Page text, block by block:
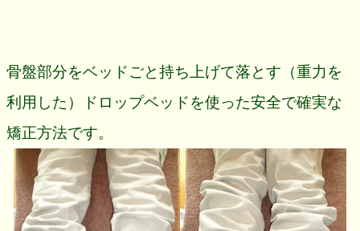
骨盤部分をベッドごと持ち上げて落とす（重力を
利用した）ドロップベッドを使った安全で確実な
矯正方法です。